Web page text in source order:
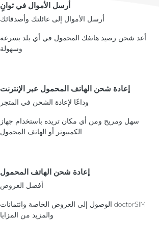
أرسل الأموال في ثوانٍ
أرسل الأموال إلى عائلتك وأصدقائك
أعد شحن رصيد هاتفك المحمول في أي بلد بسرعة
وسهولة
إعادة شحن الهاتف المحمول عبر الإنترنت
وداعًا لإعادة الشحن في المتجر
سهل ومريح ومن أي مكان تريده باستخدام جهاز
الكمبيوتر أو الهاتف المحمول
إعادة شحن الهاتف المحمول
أفضل العروض
الوصول إلى العروض الخاصة وائتمانات doctorSIM
والمزيد من المزايا